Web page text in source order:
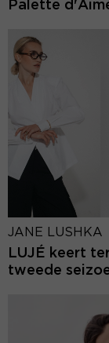
Palette
JANE LUSHKA
LUJÉ keert
tweede